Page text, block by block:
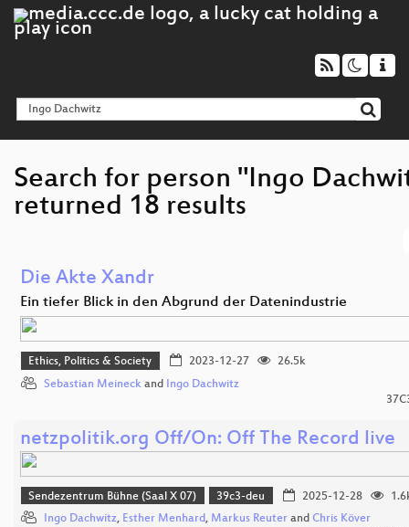
Search for person "Ingo
returned 18 results
Die Akte Xandr
Ein tiefer Blick in den Abgrund der Datenindustrie
Ethics, Politics & Society 2023-12-27
26.5k
Sebastian Meineck and
Ingo Dachwitz
netzpolitik.org Off/On: Off The Record live
Sendezentrum Bühne (Saal X 07) 39c3-deu 2025-12-28
Ingo Dachwitz, Esther Menhard, Markus Reuter and Chris Köver